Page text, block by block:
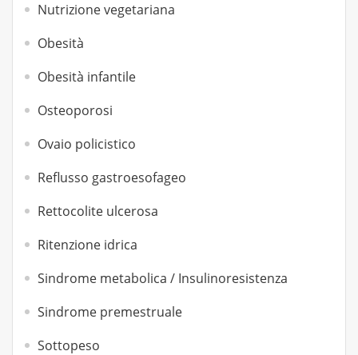
Nutrizione vegetariana
Obesità
Obesità infantile
Osteoporosi
Ovaio policistico
Reflusso gastroesofageo
Rettocolite ulcerosa
Ritenzione idrica
Sindrome metabolica / Insulinoresistenza
Sindrome premestruale
Sottopeso